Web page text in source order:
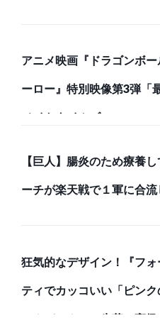
アニメ映画『ドラゴンボ
ーロー』特別映像第3弾「
メイトタイムズ
【巨人】腸炎のため療養
ーチが楽天戦で１軍に合流
狂気的なデザイン！『フ
ティでカッコいい「ピン